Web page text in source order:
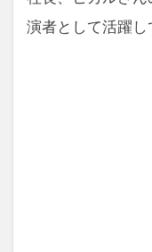
演者として活躍し